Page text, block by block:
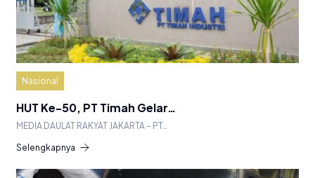
Nasional
HUT Ke-50, PT Timah Gelar…
MEDIA DAULAT RAKYAT JAKARTA – PT…
Selengkapnya